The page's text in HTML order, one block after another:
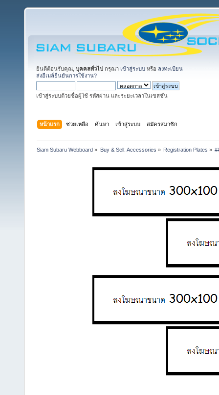
ยินดีต้อนรับคุณ, บุคคลทั่วไป กรุณา เข้าสู่ระบบ หรือ ลงทะเบียน
ส่งอีเมล์ยืนยันการใช้งาน?
เข้าสู่ระบบด้วยชื่อผู้ใช้ รหัสผ่าน และระยะเวลาในเซสชั่น
หน้าแรก ช่วยเหลือ ค้นหา เข้าสู่ระบบ สมัครสมาชิก
Siam Subaru Webboard » Buy & Sell: Accessories » Registration Plates »